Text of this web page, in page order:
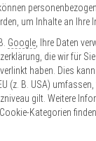
Beliebte
DS-
13.5mm)
um Inhalte an Ihre
Google , Ihre Daten
die wir für
verlinkt haben. Dies
(z. B. USA)
gilt. Weitere
Kategorien